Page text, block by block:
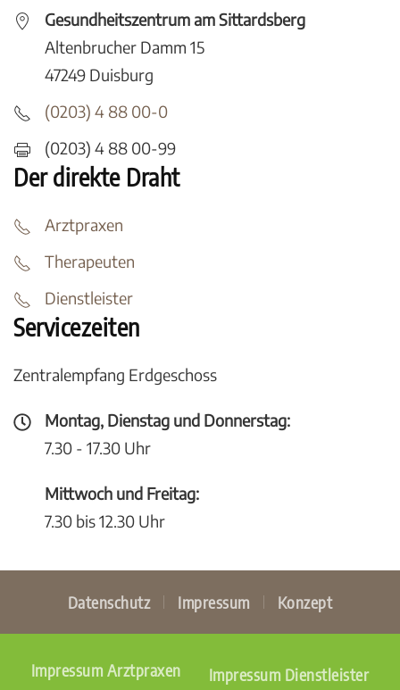
Gesundheitszentrum am Sittardsberg
Altenbrucher Damm 15
47249 Duisburg
(0203) 4 88 00-0
(0203) 4 88 00-99
Der direkte Draht
Arztpraxen
Therapeuten
Dienstleister
Servicezeiten
Zentralempfang Erdgeschoss
Montag, Dienstag und Donnerstag:
7.30 - 17.30 Uhr
Mittwoch und Freitag:
7.30 bis 12.30 Uhr
Datenschutz Impressum Konzept
Impressum Arztpraxen Impressum Dienstleister